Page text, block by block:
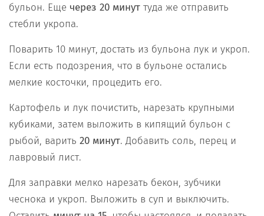
бульон. Еще через 20 минут туда же отправить
стебли укропа.
Поварить 10 минут, достать из бульона лук и укроп.
Если есть подозрения, что в бульоне остались
мелкие косточки, процедить его.
Картофель и лук почистить, нарезать крупными
кубиками, затем выложить в кипящий бульон с
рыбой, варить 20 минут. Добавить соль, перец и
лавровый лист.
Для заправки мелко нарезать бекон, зубчики
чеснока и укроп. Выложить в суп и выключить.